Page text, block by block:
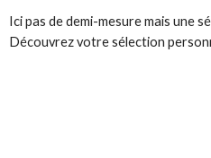
Ici pas de demi-mesure mais une
Découvrez votre sélection